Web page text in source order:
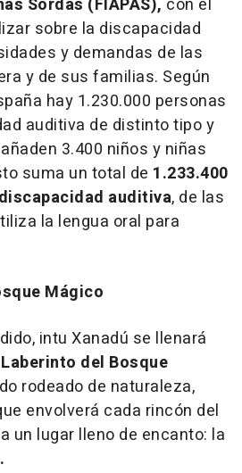
Sordas (FIAPAS), con el
sobre la discapacidad
y demandas de las
y de sus familias. Según
hay 1.230.000 personas
auditiva de distinto tipo y
3.400 niños y niñas
suma un total de 1.233.400
auditiva, de las
la lengua oral para
Mágico
intu Xanadú se llenará
Laberinto del Bosque
rodeado de naturaleza,
envolverá cada rincón del
un lugar lleno de encanto: la